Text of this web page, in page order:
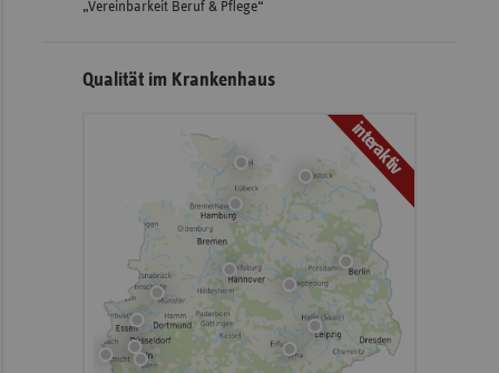
„Vereinbarkeit Beruf & Pflege“
Qualität im Krankenhaus
interaktiv